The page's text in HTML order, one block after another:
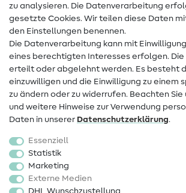
Infos zum Betreiberwechsel
Widerrufsrecht
Beliebt
Stoffe
Sale
Schnittmuster
zu analysieren. Die Datenverarbeitung
gesetzte Cookies. Wir teilen diese Daten
den Einstellungen benennen.
Die Datenverarbeitung kann mit
eines berechtigten Interesses erfolgen. Die
erteilt oder abgelehnt werden. Es besteht
einzuwilligen und die Einwilligung zu einem
zu ändern oder zu widerrufen. Beachten Sie
und weitere Hinweise zur Verwendung
Daten in unserer Daten­schutz­erklärung.
Essenziell
Statistik
Marketing
Externe Medien
DHL Wunschzustellung